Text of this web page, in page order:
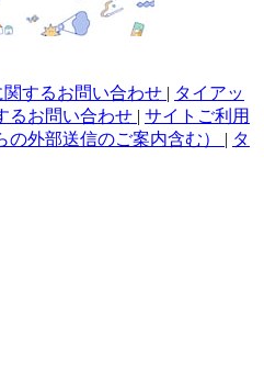
関するお問い合わせ | タイアッ
るお問い合わせ | サイトご利用
の外部送信のご案内含む） | タ